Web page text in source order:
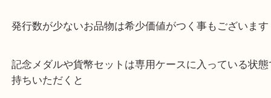
お客様が多くいらっしゃますので
価値があるかわからない貨幣・記念メダルでも一度
み下さい。